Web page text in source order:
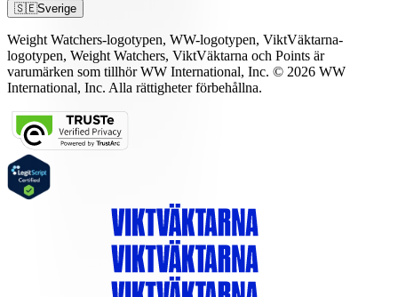
🇸🇪Sverige
Weight Watchers-logotypen, WW-logotypen, ViktVäktarna-
logotypen, Weight Watchers, ViktVäktarna och Points är
varumärken som tillhör WW International, Inc. © 2026 WW
International, Inc. Alla rättigheter förbehållna.